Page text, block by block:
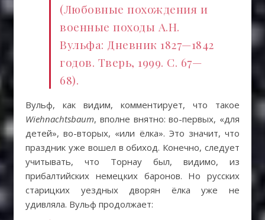
(Любовные похождения и
военные походы А.Н.
Вульфа: Дневник 1827—1842
годов. Тверь, 1999. С. 67—
68).
Вульф, как видим, комментирует, что такое
Wiehnachtsbaum, вполне внятно: во-первых, «для
детей», во-вторых, «или ёлка». Это значит, что
праздник уже вошел в обиход. Конечно, следует
учитывать, что Торнау был, видимо, из
прибалтийских немецких баронов. Но русских
старицких уездных дворян ёлка уже не
удивляла. Вульф продолжает: